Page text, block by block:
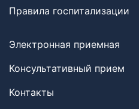
Правила госпитализации
Электронная приемная
Консультативный прием
Контакты